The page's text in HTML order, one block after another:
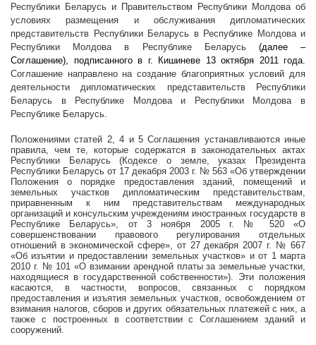
Республики Беларусь и Правительством Республики Молдова об
условиях размещения и обслуживания дипломатических
представительств Республики Беларусь в Республике Молдова и
Республики Молдова в Республике Беларусь (далее –
Соглашение), подписанного в г. Кишиневе 13 октября 2011 года.
Соглашение направлено на создание благоприятных условий для
деятельности дипломатических представительств Республики
Беларусь в Республике Молдова и Республики Молдова в
Республике Беларусь.
Положениями статей 2, 4 и 5 Соглашения устанавливаются иные
правила, чем те, которые содержатся в законодательных актах
Республики Беларусь (Кодексе о земле, указах Президента
Республики Беларусь от 17 декабря 2003 г. № 563 «Об утверждении
Положения о порядке предоставления зданий, помещений и
земельных участков дипломатическим представительствам,
приравненным к ним представительствам международных
организаций и консульским учреждениям иностранных государств в
Республике Беларусь», от 3 ноября 2005 г. № 520 «О
совершенствовании правового регулирования отдельных
отношений в экономической сфере», от 27 декабря2007 г. № 667
«Об изъятии и предоставлении земельных участков» и от 1 марта
2010 г. № 101 «О взимании арендной платы за земельные участки,
находящиеся в государственной собственности»). Эти положения
касаются, в частности, вопросов, связанных с порядком
предоставления и изъятия земельных участков, освобождением от
взимания налогов, сборов и других обязательных платежей с них, а
также с построенных в соответствии с Соглашением зданий и
сооружений.